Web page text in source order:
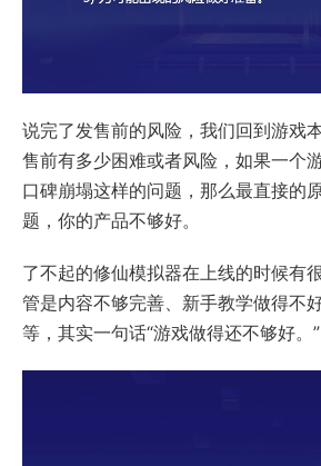
说完了发售前的风险，我们回到游戏
售前有多少困难或者风险，如果一个
口碑崩塌这样的问题，那么最直接的
题，你的产品不够好。
了不起的修仙模拟器在上线的时候有
管是内容不够完善、新手教学做得不
等，其实一句话“游戏做得还不够好。”